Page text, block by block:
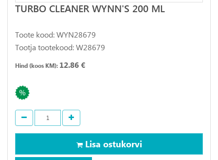
TURBO CLEANER WYNN'S 200 ML
Toote kood: WYN28679
Tootja tootekood: W28679
Hind (koos KM): 12.86 €
Lisa ostukorvi